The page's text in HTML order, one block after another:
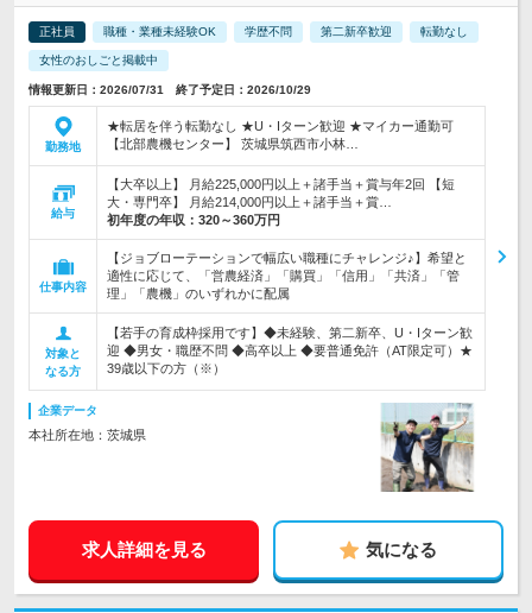
正社員 職種・業種未経験OK 学歴不問 第二新卒歓迎 転勤なし
女性のおしごと掲載中
情報更新日：2026/07/31 終了予定日：2026/10/29
勤務地
★転居を伴う転勤なし ★U・Iターン歓迎 ★マイカー通勤可
【北部農機センター】 茨城県筑西市小林…
給与
【大卒以上】 月給225,000円以上＋諸手当＋賞与年2回 【短
大・専門卒】 月給214,000円以上＋諸手当＋賞…
初年度の年収： 320～360万円
仕事内容
【ジョブローテーションで幅広い職種にチャレンジ♪】希望と
適性に応じて、「営農経済」「購買」「信用」「共済」「管
理」「農機」のいずれかに配属
対象と
なる方
【若手の育成枠採用です】◆未経験、第二新卒、U・Iターン歓
迎 ◆男女・職歴不問 ◆高卒以上 ◆要普通免許（AT限定可）★
39歳以下の方（※）
企業データ
本社所在地：茨城県
求人詳細を見る 気になる